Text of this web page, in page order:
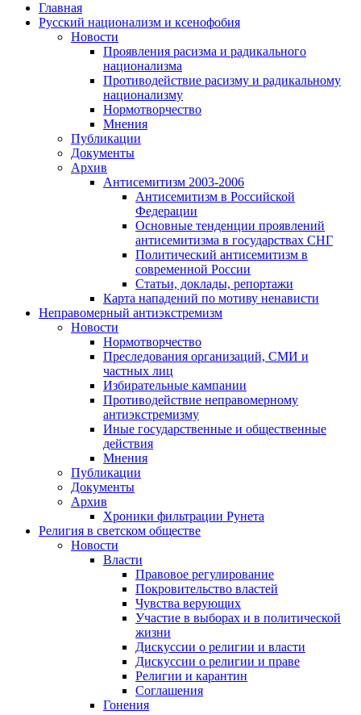
Главная
Русский национализм и ксенофобия
Новости
Проявления расизма и радикального
национализма
Противодействие расизму и радикальному
национализму
Нормотворчество
Мнения
Публикации
Документы
Архив
Антисемитизм 2003-2006
Антисемитизм в Российской
Федерации
Основные тенденции проявлений
антисемитизма в государствах СНГ
Политический антисемитизм в
современной России
Статьи, доклады, репортажи
Карта нападений по мотиву ненависти
Неправомерный антиэкстремизм
Новости
Нормотворчество
Преследования организаций, СМИ и
частных лиц
Избирательные кампании
Противодействие неправомерному
антиэкстремизму
Иные государственные и общественные
действия
Мнения
Публикации
Документы
Архив
Хроники фильтрации Рунета
Религия в светском обществе
Новости
Власти
Правовое регулирование
Покровительство властей
Чувства верующих
Участие в выборах и в политической
жизни
Дискуссии о религии и власти
Дискуссии о религии и праве
Религии и карантин
Соглашения
Гонения